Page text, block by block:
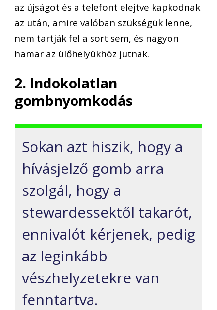
az újságot és a telefont elejtve kapkodnak
az után, amire valóban szükségük lenne,
nem tartják fel a sort sem, és nagyon
hamar az ülőhelyükhöz jutnak.
2. Indokolatlan
gombnyomkodás
Sokan azt hiszik, hogy a
hívásjelző gomb arra
szolgál, hogy a
stewardessektől takarót,
ennivalót kérjenek, pedig
az leginkább
vészhelyzetekre van
fenntartva.